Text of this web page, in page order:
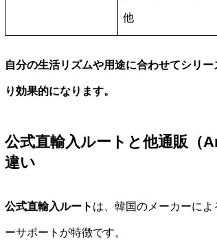
他
自分の生活リズムや用途に合わせてシリ
り効果的になります。
公式直輸入ルートと他通販（
違い
公式直輸入ルート は、韓国のメーカーに
ーサポートが特徴です。